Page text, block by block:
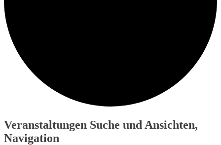
Veranstaltungen
Veranstaltungen Suche und Ansichten,
Navigation